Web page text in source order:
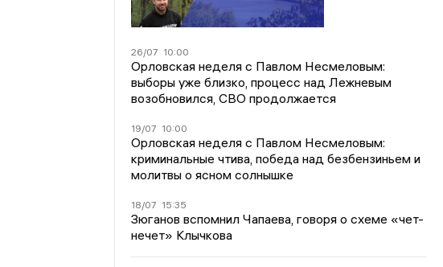
26/07 10:00
Орловская неделя с Павлом Несмеловым:
выборы уже близко, процесс над Лежневым
возобновился, СВО продолжается
19/07 10:00
Орловская неделя с Павлом Несмеловым:
криминальные чтива, победа над безбензиньем и
молитвы о ясном солнышке
18/07 15:35
Зюганов вспомнил Чапаева, говоря о схеме «чет-
нечет» Клычкова